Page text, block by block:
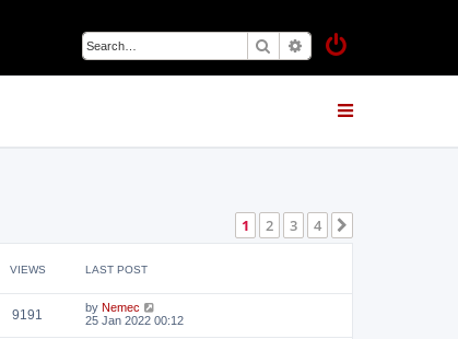
Search Advanced search
1 2 3 4
VIEWS LAST POST
9191 by Nemec
25 Jan 2022 00:12